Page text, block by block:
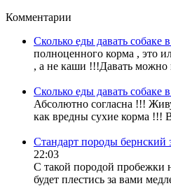
Комментарии
Сколько еды давать собаке
полноценного корма , это
, а не каши !!!Давать
Сколько еды давать собаке
Абсолютно согласна !!!
как вредны сухие корма
Стандарт породы бернский
22:03
С такой породой пробежки
будет плестись за вами